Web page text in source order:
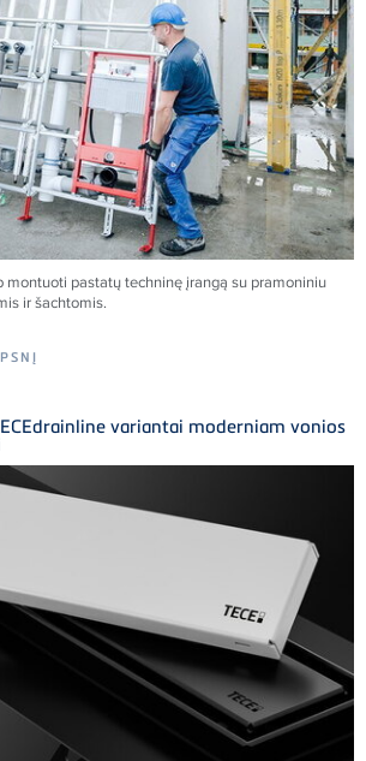
montuoti pastatų techninę įrangą su pramoniniu
ir šachtomis.
variantai moderniam vonios